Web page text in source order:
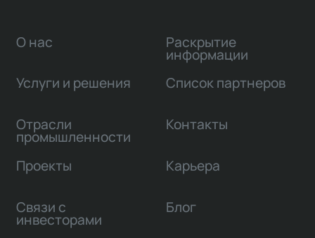
О нас
Услуги и решения
Отрасли
промышленности
Проекты
Связи с
инвесторами
Раскрытие
информации
Список партнеров
Контакты
Карьера
Блог